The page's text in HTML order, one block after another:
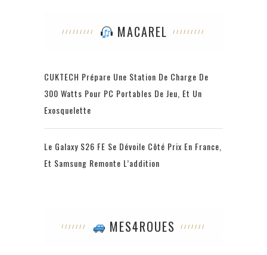
MACAREL
CUKTECH Prépare Une Station De Charge De
300 Watts Pour PC Portables De Jeu, Et Un
Exosquelette
Le Galaxy S26 FE Se Dévoile Côté Prix En France,
Et Samsung Remonte L’addition
MES4ROUES